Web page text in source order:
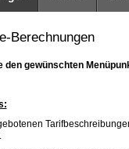
Berechnungen
den gewünschten